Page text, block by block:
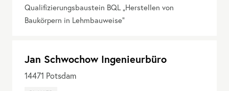
Qualifizierungsbaustein BQL „Herstellen von
Baukörpern in Lehmbauweise“
Jan Schwochow Ingenieurbüro
14471 Potsdam